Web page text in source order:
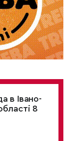
в Івано-
8